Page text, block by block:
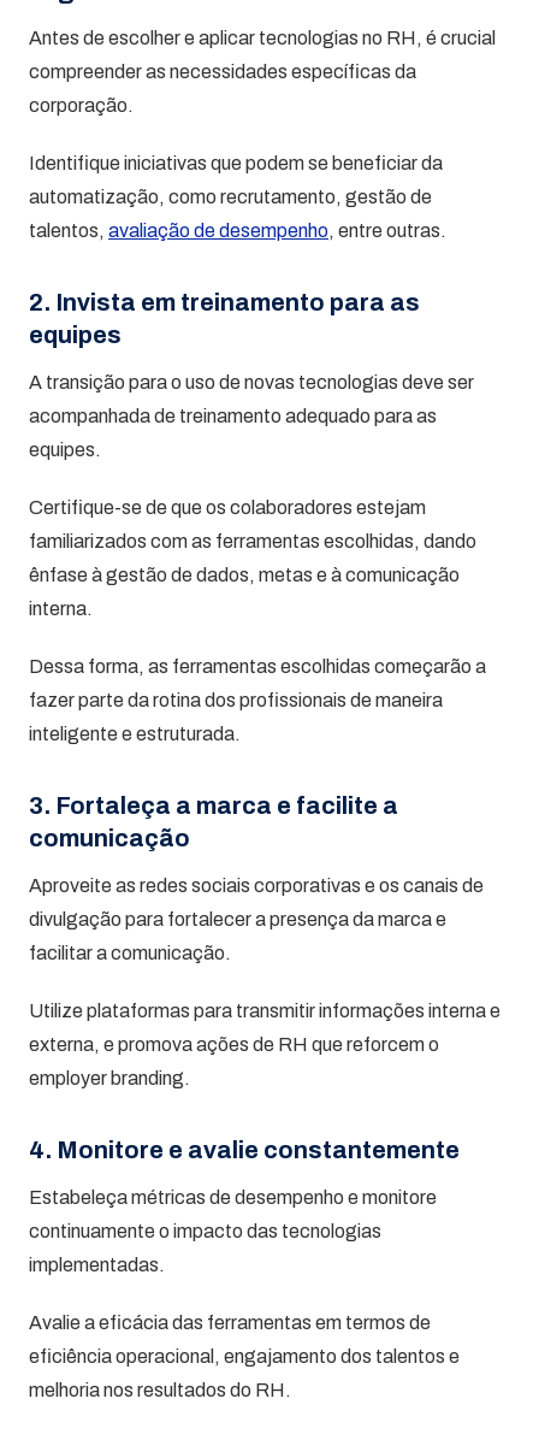
Antes de escolher e aplicar tecnologias no RH, é crucial
compreender as necessidades específicas da
corporação.
Identifique iniciativas que podem se beneficiar da
automatização, como recrutamento, gestão de
talentos, avaliação de desempenho, entre outras.
2. Invista em treinamento para as
equipes
A transição para o uso de novas tecnologias deve ser
acompanhada de treinamento adequado para as
equipes.
Certifique-se de que os colaboradores estejam
familiarizados com as ferramentas escolhidas, dando
ênfase à gestão de dados, metas e à comunicação
interna.
Dessa forma, as ferramentas escolhidas começarão a
fazer parte da rotina dos profissionais de maneira
inteligente e estruturada.
3. Fortaleça a marca e facilite a
comunicação
Aproveite as redes sociais corporativas e os canais de
divulgação para fortalecer a presença da marca e
facilitar a comunicação.
Utilize plataformas para transmitir informações interna e
externa, e promova ações de RH que reforcem o
employer branding.
4. Monitore e avalie constantemente
Estabeleça métricas de desempenho e monitore
continuamente o impacto das tecnologias
implementadas.
Avalie a eficácia das ferramentas em termos de
eficiência operacional, engajamento dos talentos e
melhoria nos resultados do RH.